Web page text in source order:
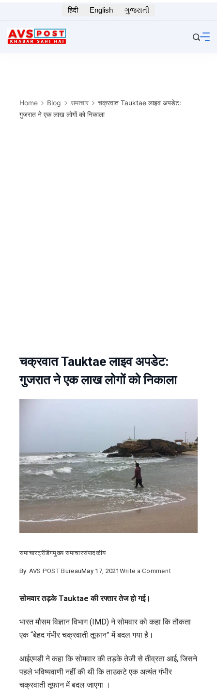
to
content
हिंदी English ગુજરાતી
Home Blog समाचार
चक्रवात Tauktae लाइव अपडेट:
गुजरात ने एक लाख लोगों को निकाला
चक्रवात Tauktae लाइव अपडेट:
गुजरात ने एक लाख लोगों को निकाला
समाचारट्रेंडिंगमुख्य समाचारसंपादकीय
By AVS POST BureauMay 17, 2021 Write a Commenton
अपडेट:
एक
लाख
सोमवार तड़के Tauktae की रफ्तार तेज हो गई।
भारत मौसम विज्ञान विभाग (IMD) ने सोमवार को कहा कि तौकता
एक “बेहद गंभीर चक्रवाती तूफान” में बदल गया है।
आईएमडी ने कहा कि सोमवार की तड़के तेजी से तीव्रता आई, जिसने
पहले भविष्यवाणी नहीं की थी कि ताउकटे एक अत्यंत गंभीर
चक्रवाती तूफान में बदल जाएगा ।